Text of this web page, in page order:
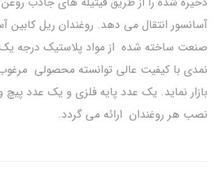
آسانسور انتقال می دهد. روغندان ریل کابین
صنعت ساخته شده از مواد پلاستیک درجه یک
نمدی با کیفیت عالی توانسته محصولی مرغوب
نصب هر روغندان ارائه می گردد.